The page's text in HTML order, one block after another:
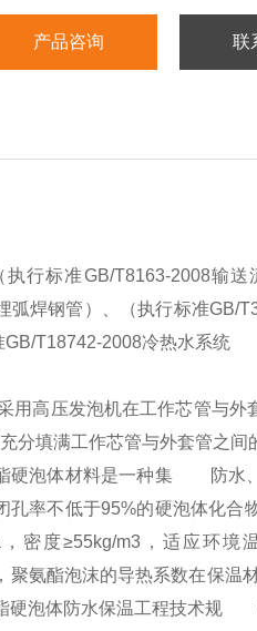
产品咨询 联
行标准GB/T8163-2008输
焊钢管）、（执行标准GB/
GB/T18742-2008冷热水系
高压发泡机在工作芯管与外
填满工作芯管与外套管之间
硬泡体材料是一种集 防水
孔率不低于95%的硬泡体化
，密度≥55kg/m3，适应环
酯泡沫的导热系数在保温
硬泡体防水保温工程技术规